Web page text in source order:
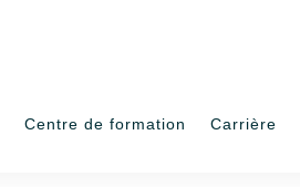
Centre de formation Carrière